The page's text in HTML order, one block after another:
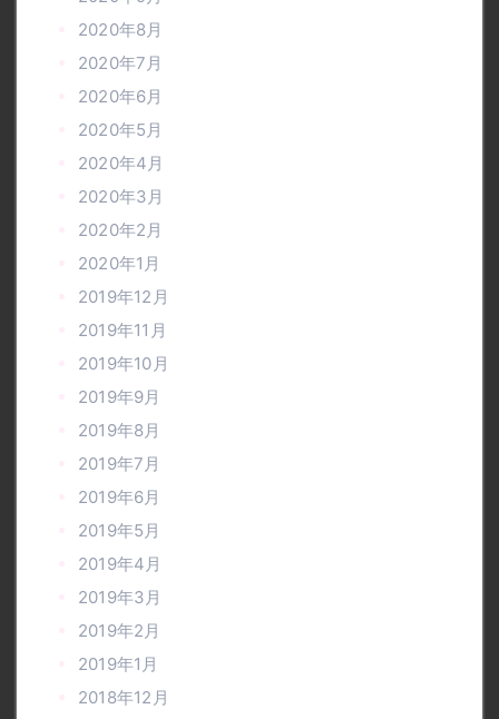
2020年8月
2020年7月
2020年6月
2020年5月
2020年4月
2020年3月
2020年2月
2020年1月
2019年12月
2019年11月
2019年10月
2019年9月
2019年8月
2019年7月
2019年6月
2019年5月
2019年4月
2019年3月
2019年2月
2019年1月
2018年12月